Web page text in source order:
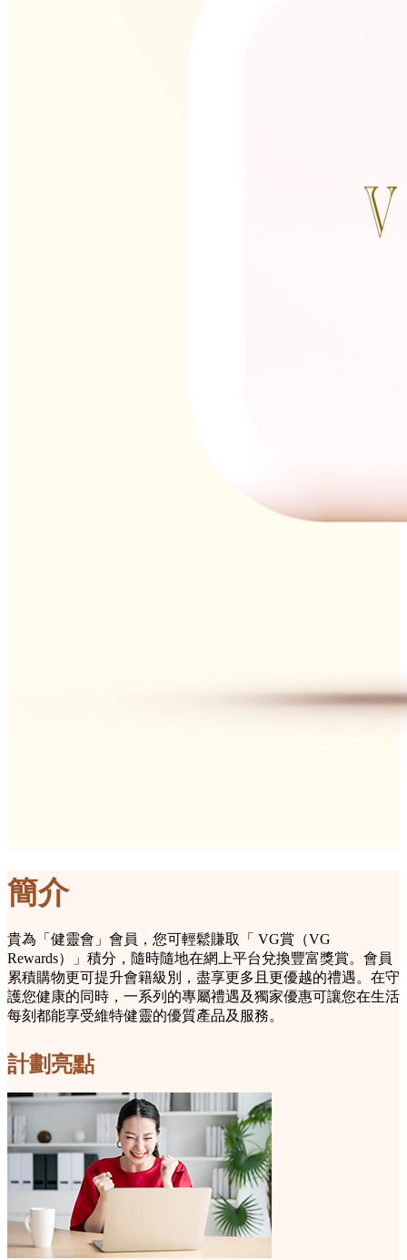
簡介
貴為「健靈會」會員，您可輕鬆賺取「 VG賞（VG
Rewards）」積分，隨時隨地在網上平台兌換豐富獎賞。會員
累積購物更可提升會籍級別，盡享更多且更優越的禮遇。​在守
護您健康的同時，一系列的專屬禮遇及獨家優惠可讓您在生活
每刻都能享受維特健靈的優質產品及服務。
計劃亮點​